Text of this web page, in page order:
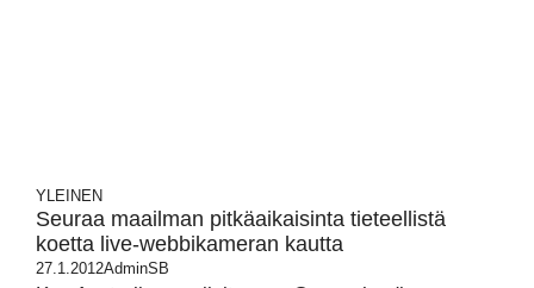
YLEINEN
Seuraa maailman pitkäaikaisinta tieteellistä
koetta live-webbikameran kautta
27.1.2012AdminSB